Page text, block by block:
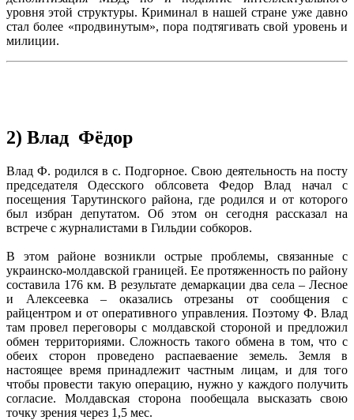
уровня этой структуры. Криминал в нашей стране уже давно
стал более «продвинутым», пора подтягивать свой уровень и
милиции.
2) Влад Фёдор
Влад Ф. родился в с. Подгорное. Свою деятельность на посту
председателя Одесского облсовета Федор Влад начал с
посещения Тарутинского района, где родился и от которого
был избран депутатом. Об этом он сегодня рассказал на
встрече с журналистами в Гильдии собкоров.
В этом районе возникли острые проблемы, связанные с
украинско-молдавской границей. Ее протяженность по району
составила 176 км. В результате демаркации два села – Лесное
и Алексеевка – оказались отрезаны от сообщения с
райцентром и от оперативного управления. Поэтому Ф. Влад
там провел переговоры с молдавской стороной и предложил
обмен территориями. Сложность такого обмена в том, что с
обеих сторон проведено распаеваение земель. Земля в
настоящее время принадлежит частным лицам, и для того
чтобы провести такую операцию, нужно у каждого получить
согласие. Молдавская сторона пообещала высказать свою
точку зрения через 1,5 мес.